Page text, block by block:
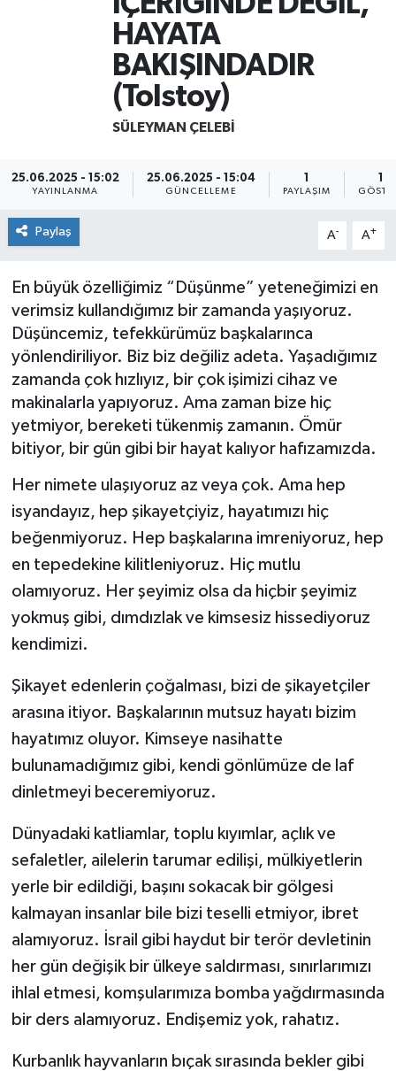
HAYATA
BAKIŞINDADIR
(Tolstoy)
SÜLEYMAN ÇELEBI
25.06.2025 - 15:02
YAYINLANMA
25.06.2025 - 15:04
GÜNCELLEME
1
PAYLAŞIM
18
Paylaş A- A+
En büyük özelliğimiz “Düşünme” yeteneğimizi en
verimsiz kullandığımız bir zamanda yaşıyoruz.
Düşüncemiz, tefekkürümüz başkalarınca
yönlendiriliyor. Biz biz değiliz adeta. Yaşadığımız
zamanda çok hızlıyız, bir çok işimizi cihaz ve
makinalarla yapıyoruz. Ama zaman bize hiç
yetmiyor, bereketi tükenmiş zamanın. Ömür
bitiyor, bir gün gibi bir hayat kalıyor hafızamızda.
Her nimete ulaşıyoruz az veya çok. Ama hep
isyandayız, hep şikayetçiyiz, hayatımızı hiç
beğenmiyoruz. Hep başkalarına imreniyoruz, hep
en tepedekine kilitleniyoruz. Hiç mutlu
olamıyoruz. Her şeyimiz olsa da hiçbir şeyimiz
yokmuş gibi, dımdızlak ve kimsesiz hissediyoruz
kendimizi.
Şikayet edenlerin çoğalması, bizi de şikayetçiler
arasına itiyor. Başkalarının mutsuz hayatı bizim
hayatımız oluyor. Kimseye nasihatte
bulunamadığımız gibi, kendi gönlümüze de laf
dinletmeyi beceremiyoruz.
Dünyadaki katliamlar, toplu kıyımlar, açlık ve
sefaletler, ailelerin tarumar edilişi, mülkiyetlerin
yerle bir edildiği, başını sokacak bir gölgesi
kalmayan insanlar bile bizi teselli etmiyor, ibret
alamıyoruz. İsrail gibi haydut bir terör devletinin
her gün değişik bir ülkeye saldırması, sınırlarımızı
ihlal etmesi, komşularımıza bomba yağdırmasında
bir ders alamıyoruz. Endişemiz yok, rahatız.
Kurbanlık hayvanların bıçak sırasında bekler gibi